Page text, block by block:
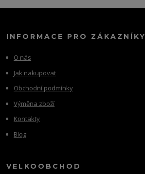
INFORMACE PRO ZÁKAZNÍKY
O nás
Jak nakupovat
Obchodní podmínky
Výměna zboží
Kontakty
Blog
VELKOOBCHOD